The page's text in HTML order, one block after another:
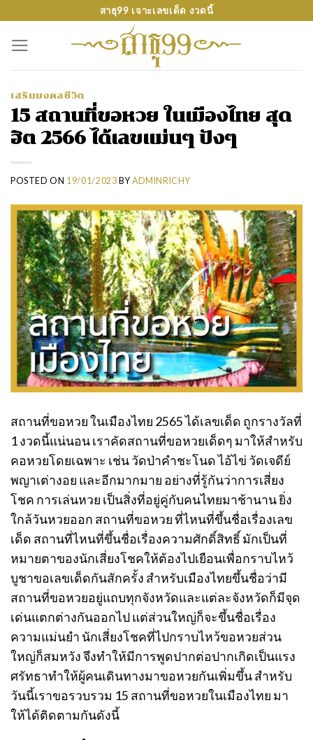
content
สาธุ99 เจาะเลขเด็ด งวดนี้
เสริมมงคลชีวิต
15 สถานที่ขอหวย ในเมืองไทย สุด
ฮิต 2566 ได้เลขแม่นๆ ปังๆ
POSTED ON 19/01/2023 BY ADMINRICHY
สถานที่ขอหวย ในเมืองไทย 2565 ได้เลขเด็ด ถูกรางวัลที่
1 งวดนี้แน่นอน เราคัดสถานที่ขอหวยเด็ดๆ มาให้สำหรับ
คอหวยโดยเฉพาะ เช่น วัดป่าคำชะโนด ไอ้ไข่ วัดเจดีย์
พญาเต่างอย และอีกมากมาย อย่างที่รู้กันว่าการเสี่ยง
โชค การเล่นหวย เป็นสิ่งที่อยู่คู่กับคนไทยมาช้านาน ยิ่ง
ใกล้วันหวยออก สถานที่ขอหวย ที่ไหนที่ขึ้นชื่อเรื่องเลข
เด็ด สถานที่ไหนที่ขึ้นชื่อเรื่องความศักดิ์สิทธิ์ มักเป็นที่
หมายตาของนักเสี่ยงโชคให้ต้องไปเยือนเพื่อกราบไหว้
บูชาขอเลขเด็ดกันสักครั้ง สำหรับเมืองไทยขึ้นชื่อว่ามี
สถานที่ขอหวยอยู่แถบทุกจังหวัดและแต่ละจังหวัดก็มีจุด
เด่นแตกต่างกันออกไป แต่ส่วนใหญ่ก็จะขึ้นชื่อเรื่อง
ความแม่นยำ นักเสี่ยงโชคที่ไปกราบไหว้ขอหวยส่วน
ใหญ่ก็สมหวัง จึงทำให้มีการพูดปากต่อปากเกิดเป็นแรง
ศรัทธาทำให้ผู้คนเดินทางมาขอหวยกันเพิ่มขึ้น สำหรับ
วันนี้เราขอรวบรวม 15 สถานที่ขอหวยในเมืองไทย มา
ให้ได้ติดตามกันดังนี้